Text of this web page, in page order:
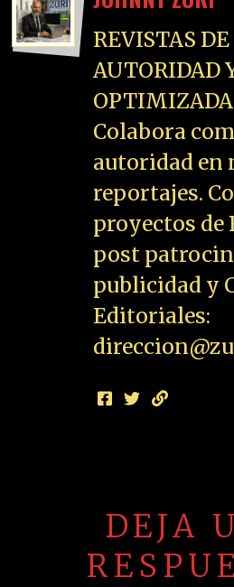
REVISTAS
AUTORIDAD
Colabora
autoridad en
reportajes.
proyectos de
post
publicidad y
Editoriales:
DEJA